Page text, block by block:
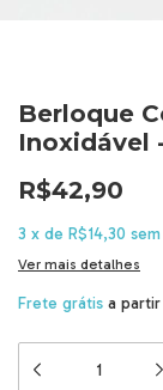
Berloque
Inoxidável
R$42,90
3 x de R$14,30
Ver mais detalhes
Frete grátis a